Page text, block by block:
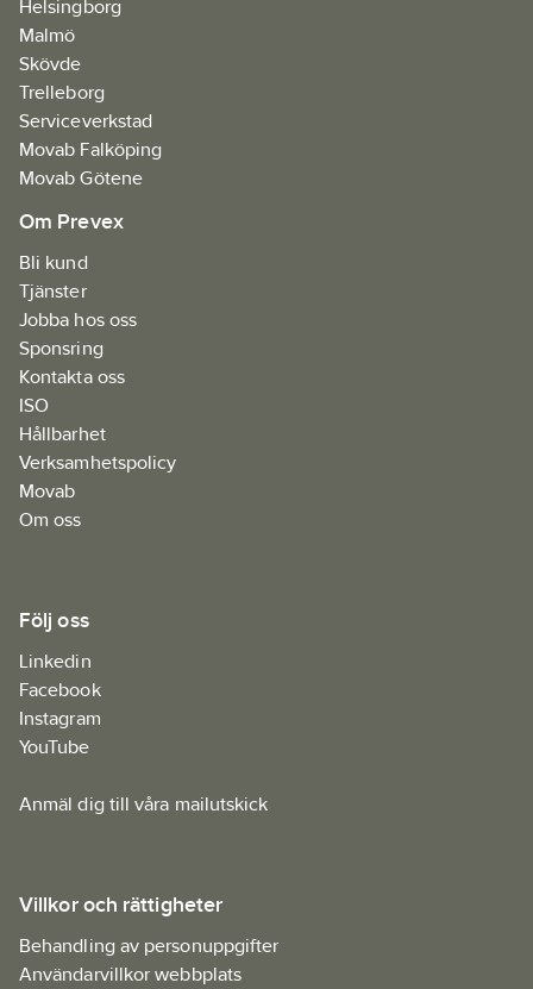
Helsingborg
Malmö
Skövde
Trelleborg
Serviceverkstad
Movab Falköping
Movab Götene
Om Prevex
Bli kund
Tjänster
Jobba hos oss
Sponsring
Kontakta oss
ISO
Hållbarhet
Verksamhetspolicy
Movab
Om oss
Följ oss
Linkedin
Facebook
Instagram
YouTube
Anmäl dig till våra mailutskick
Villkor och rättigheter
Behandling av personuppgifter
Användarvillkor webbplats